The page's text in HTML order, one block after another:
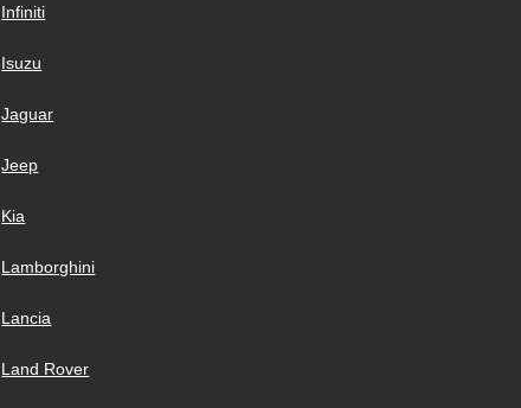
Infiniti
Isuzu
Jaguar
Jeep
Kia
Lamborghini
Lancia
Land Rover